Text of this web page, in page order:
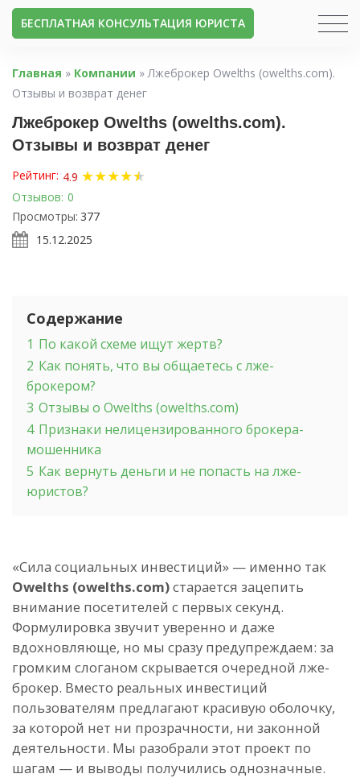
БЕСПЛАТНАЯ КОНСУЛЬТАЦИЯ ЮРИСТА
Главная » Компании »Лжеброкер Owelths (owelths.com).
Отзывы и возврат денег
Лжеброкер Owelths (owelths.com).
Отзывы и возврат денег
Рейтинг: 4.9 ★★★★★
★
Отзывов: 0
Просмотры: 377
15.12.2025
Содержание
1 По какой схеме ищут жертв?
2 Как понять, что вы общаетесь с лже-
брокером?
3 Отзывы о Owelths (owelths.com)
4 Признаки нелицензированного брокера-
мошенника
5 Как вернуть деньги и не попасть на лже-
юристов?
«Сила социальных инвестиций» — именно так
Owelths (owelths.com)старается зацепить
внимание посетителей с первых секунд.
Формулировка звучит уверенно и даже
вдохновляюще, но мы сразу предупреждаем: за
громким слоганом скрывается очередной лже-
брокер. Вместо реальных инвестиций
пользователям предлагают красивую оболочку,
за которой нет ни прозрачности, ни законной
деятельности. Мы разобрали этот проект по
шагам — и выводы получились однозначные.